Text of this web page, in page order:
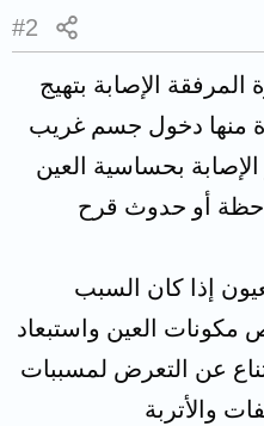
#2
الإصابة بتهيج
منها دخول جسم غريب
بحساسية العين
أو حدوث قرح
إذا كان السبب
مكونات العين واستبعاد
عن التعرض لمسببات
والأتربة